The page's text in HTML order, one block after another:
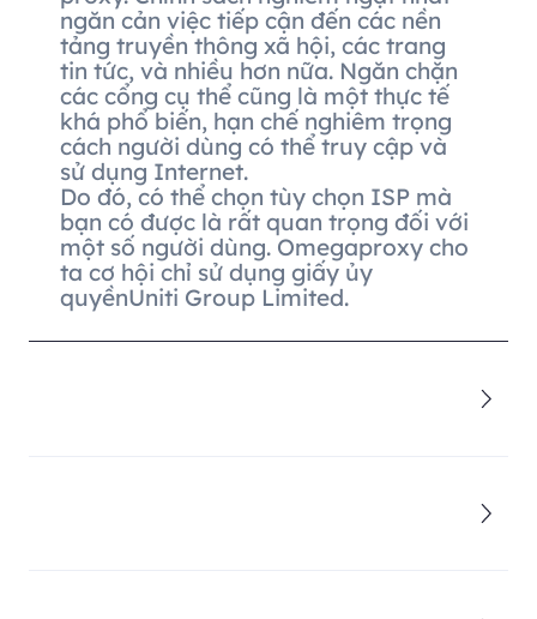
ngăn cản việc tiếp cận đến các nền
tảng truyền thông xã hội, các trang
tin tức, và nhiều hơn nữa. Ngăn chặn
các cổng cụ thể cũng là một thực tế
khá phổ biến, hạn chế nghiêm trọng
cách người dùng có thể truy cập và
sử dụng Internet.
Do đó, có thể chọn tùy chọn ISP mà
bạn có được là rất quan trọng đối với
một số người dùng. Omegaproxy cho
ta cơ hội chỉ sử dụng giấy ủy
quyềnUniti Group Limited.